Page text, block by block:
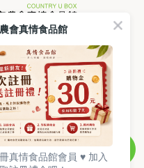
666-980
8：10～PM 5：00
帳號搜尋：@uboxorg
會真情食品館
真情食品館會員 ♥️ 加入